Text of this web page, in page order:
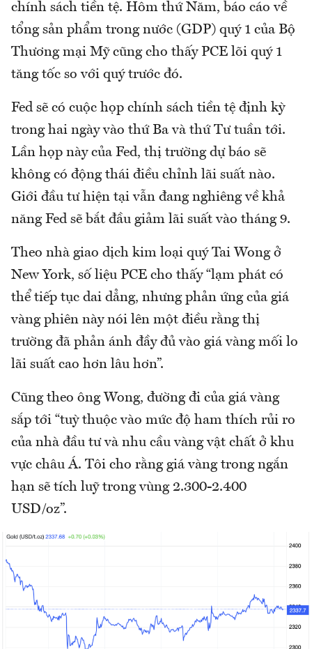
chính sách tiền tệ. Hôm thứ Năm, báo cáo về
tổng sản phẩm trong nước (GDP) quý 1 của Bộ
Thương mại Mỹ cũng cho thấy PCE lõi quý 1
tăng tốc so với quý trước đó.
Fed sẽ có cuộc họp chính sách tiền tệ định kỳ
trong hai ngày vào thứ Ba và thứ Tư tuần tới.
Lần họp này của Fed, thị trường dự báo sẽ
không có động thái điều chỉnh lãi suất nào.
Giới đầu tư hiện tại vẫn đang nghiêng về khả
năng Fed sẽ bắt đầu giảm lãi suất vào tháng 9.
Theo nhà giao dịch kim loại quý Tai Wong ở
New York, số liệu PCE cho thấy “lạm phát có
thể tiếp tục dai dẳng, nhưng phản ứng của giá
vàng phiên này nói lên một điều rằng thị
trường đã phản ánh đầy đủ vào giá vàng mối lo
lãi suất cao hơn lâu hơn”.
Cũng theo ông Wong, đường đi của giá vàng
sắp tới “tuỳ thuộc vào mức độ ham thích rủi ro
của nhà đầu tư và nhu cầu vàng vật chất ở khu
vực châu Á. Tôi cho rằng giá vàng trong ngắn
hạn sẽ tích luỹ trong vùng 2.300-2.400
USD/oz”.